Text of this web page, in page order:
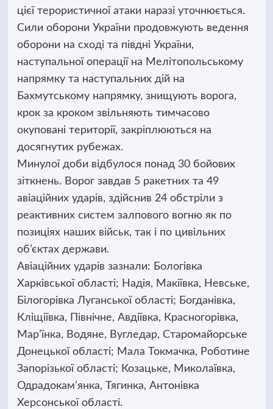
цієї терористичної атаки наразі уточнюється.
Сили оборони України продовжують ведення
оборони на сході та півдні України,
наступальної операції на Мелітопольському
напрямку та наступальних дій на
Бахмутському напрямку, знищують ворога,
крок за кроком звільняють тимчасово
окуповані території, закріплюються на
досягнутих рубежах.
Минулої доби відбулося понад 30 бойових
зіткнень. Ворог завдав 5 ракетних та 49
авіаційних ударів, здійснив 24 обстріли з
реактивних систем залпового вогню як по
позиціях наших військ, так і по цивільних
об’єктах держави.
Авіаційних ударів зазнали: Бологівка
Харківської області; Надія, Макіївка, Невське,
Білогорівка Луганської області; Богданівка,
Кліщіївка, Північне, Авдіївка, Красногорівка,
Мар’їнка, Водяне, Вугледар, Старомайорське
Донецької області; Мала Токмачка, Роботине
Запорізької області; Козацьке, Миколаївка,
Одрадокам’янка, Тягинка, Антонівка
Херсонської області.